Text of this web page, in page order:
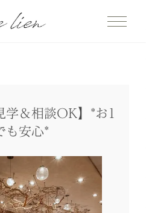
学＆相談OK】*お1
も安心*